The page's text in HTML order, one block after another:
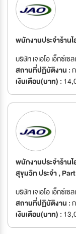
พนักงานประจำร้าน
บริษัท เจเอโอ เอ็กซ์เซ
สถานที่ปฏิบัติงาน :
เงินเดือน(บาท) :
พนักงานประจำร้าน
สุขุมวิท ประจำ ,
บริษัท เจเอโอ เอ็กซ์เซ
สถานที่ปฏิบัติงาน :
เงินเดือน(บาท) :